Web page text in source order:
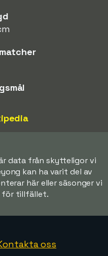
data från skytteligor vi
kan ha varit del av
här eller säsonger vi
för tillfället.
oss